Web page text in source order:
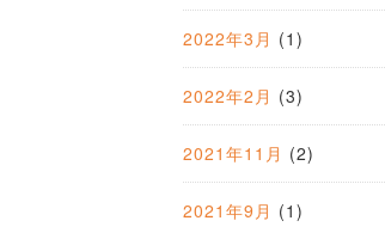
2022年3月 (1)
2022年2月 (3)
2021年11月 (2)
2021年9月 (1)